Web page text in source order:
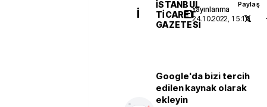
İ
İSTANBUL
TICARET
GAZETESI
Yayınlanma
24.10.2022, 15:10
Paylaş
Google'da bizi tercih
edilen kaynak olarak
ekleyin